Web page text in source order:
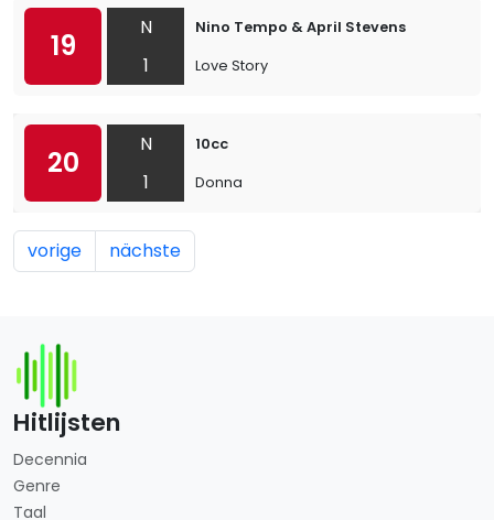
19
N
1
Nino Tempo & April Stevens
Love Story
20
N
1
10cc
Donna
vorige nächste
Hitlijsten
Decennia
Genre
Taal